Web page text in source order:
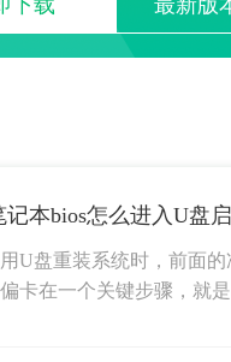
下载 最新版
U盘重装系统时，前面
卡在一个关键步骤，就